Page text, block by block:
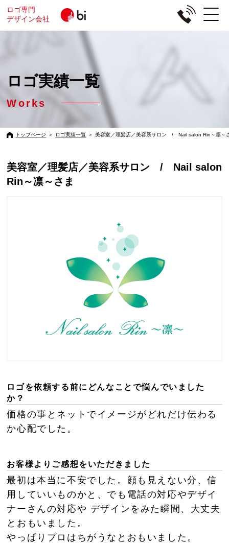
ロゴ専門
デザイン会社
ロゴ実績一覧
Works
トップページ ＞ ロゴ実績一覧 ＞ 美容室／理髪店／美容系サロン / Nail salon Rin～凛～
美容室／理髪店／美容系サロン / Nail salon
Rin～凛～さま
ロゴを依頼する前にどんなことで悩んでいました
か？
価格の事とネットでイメージがどれだけ伝わる
か心配でした。
お客様よりご感想をいただきました
最初は本当に不安でした。顔も見えない分、信
用していいものかと、でも電話の対応やデザイ
ナーさんの対応や デザインをみた瞬間、大丈夫
とおもいました。
やっぱりプロはちがうなとおもいました。